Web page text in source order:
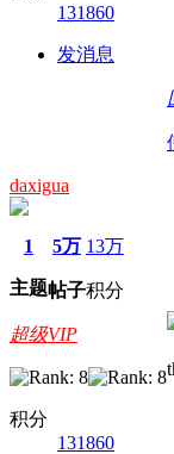
131860
发消息
daxigua
1
主题
5万
帖子
13万
积分
超级VIP
积分
131860